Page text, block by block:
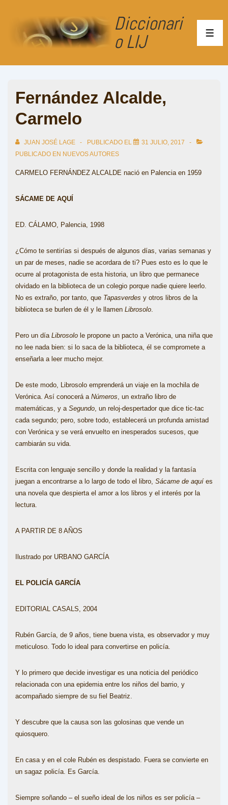
Diccionari
o LIJ
Fernández Alcalde,
Carmelo
JUAN JOSÉ LAGE PUBLICADO EL
31 JULIO, 2017
PUBLICADO EN NUEVOS AUTORES
CARMELO FERNÁNDEZ ALCALDE nació en Palencia en 1959
SÁCAME DE AQUÍ
ED. CÁLAMO, Palencia, 1998
¿Cómo te sentirías si después de algunos días, varias semanas y
un par de meses, nadie se acordara de ti? Pues esto es lo que le
ocurre al protagonista de esta historia, un libro que permanece
olvidado en la biblioteca de un colegio porque nadie quiere leerlo.
No es extraño, por tanto, que Tapasverdes y otros libros de la
biblioteca se burlen de él y le llamen Librosolo.
Pero un día Librosolo le propone un pacto a Verónica, una niña que
no lee nada bien: si lo saca de la biblioteca, él se compromete a
enseñarla a leer mucho mejor.
De este modo, Librosolo emprenderá un viaje en la mochila de
Verónica. Así conocerá a Números, un extraño libro de
matemáticas, y a Segundo, un reloj-despertador que dice tic-tac
cada segundo; pero, sobre todo, establecerá un profunda amistad
con Verónica y se verá envuelto en inesperados sucesos, que
cambiarán su vida.
Escrita con lenguaje sencillo y donde la realidad y la fantasía
juegan a encontrarse a lo largo de todo el libro, Sácame de aquíes
una novela que despierta el amor a los libros y el interés por la
lectura.
A PARTIR DE 8 AÑOS
Ilustrado por URBANO GARCÍA
EL POLICÍA GARCÍA
EDITORIAL CASALS, 2004
Rubén García, de 9 años, tiene buena vista, es observador y muy
meticuloso. Todo lo ideal para convertirse en policía.
Y lo primero que decide investigar es una noticia del periódico
relacionada con una epidemia entre los niños del barrio, y
acompañado siempre de su fiel Beatriz.
Y descubre que la causa son las golosinas que vende un
quiosquero.
En casa y en el cole Rubén es despistado. Fuera se convierte en
un sagaz policía. Es García.
Siempre soñando – el sueño ideal de los niños es ser policía –